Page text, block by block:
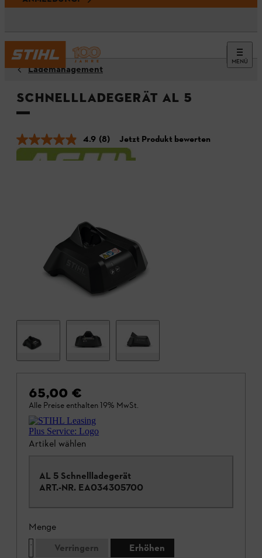
MENÜ
Lademanagement
Schnellladegerät AL 5
4.9 (8) Jetzt Produkt bewerten
65,00 €
Alle Preise enthalten 19% MwSt.
Artikel wählen
AL 5 Schnellladegerät
ART.-NR. EA034305700
Menge
Verringern
Erhöhen